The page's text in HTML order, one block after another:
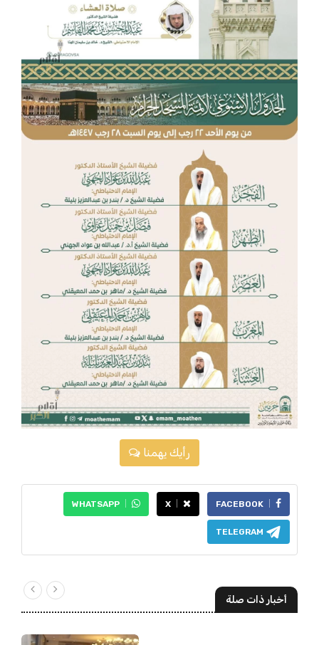
رأيك يهمنا
FACEBOOK
X
WHATSAPP
TELEGRAM
أخبار ذات صلة